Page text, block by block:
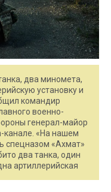
два миномета,
установку и
командир
военно-
генерал-майор
канале. «На нашем
спецназом «Ахмат»
два танка, один
артиллерийская